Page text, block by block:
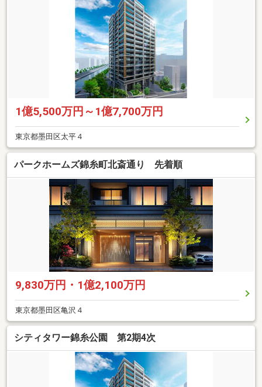
1億5,500万円～1億7,700万円
東京都墨田区太平４
パークホームズ錦糸町北斎通り 先着順
9,830万円・1億2,100万円
東京都墨田区亀沢４
シティタワー錦糸公園 第2期4次